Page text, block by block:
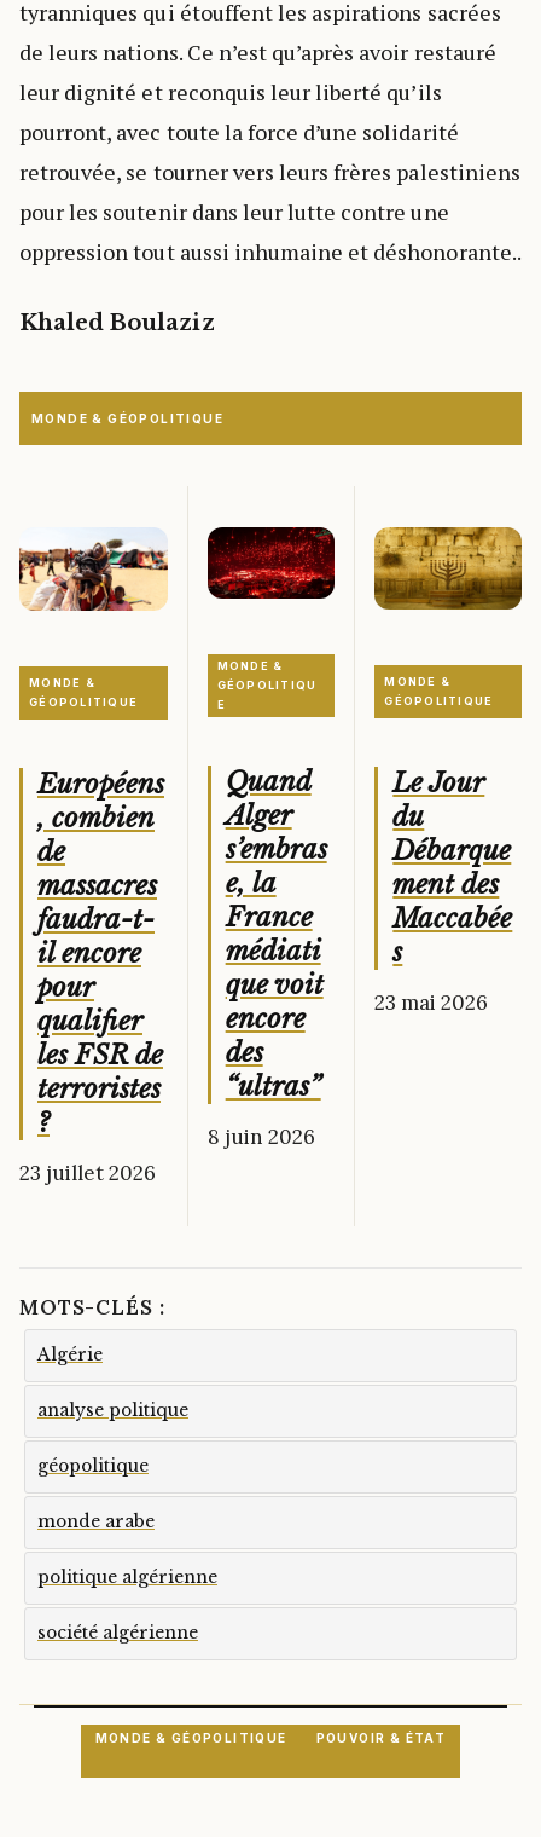
tyranniques qui étouffent les aspirations sacrées
de leurs nations. Ce n’est qu’après avoir restauré
leur dignité et reconquis leur liberté qu’ils
pourront, avec toute la force d’une solidarité
retrouvée, se tourner vers leurs frères palestiniens
pour les soutenir dans leur lutte contre une
oppression tout aussi inhumaine et déshonorante..
Khaled Boulaziz
MONDE & GÉOPOLITIQUE
MONDE &
GÉOPOLITIQUE
Européens
, combien
de
massacres
faudra-t-
il encore
pour
qualifier
les FSR de
terroristes
?
23 juillet 2026
MONDE &
GÉOPOLITIQU
E
Quand
Alger
s’embras
e, la
France
médiati
que voit
encore
des
“ultras”
8 juin 2026
MONDE &
GÉOPOLITIQUE
Le Jour
du
Débarque
ment des
Maccabée
s
23 mai 2026
MOTS-CLÉS :
Algérie
analyse politique
géopolitique
monde arabe
politique algérienne
société algérienne
MONDE & GÉOPOLITIQUE POUVOIR & ÉTAT